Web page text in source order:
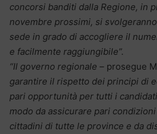
concorsi banditi dalla Regione, in
novembre prossimi, si
sede in grado di accogliere il
e facilmente raggiungibile”.
“Il governo regionale – prosegue
garantire il rispetto dei principi di
pari opportunità per tutti i
modo da assicurare pari
cittadini di tutte le province e da